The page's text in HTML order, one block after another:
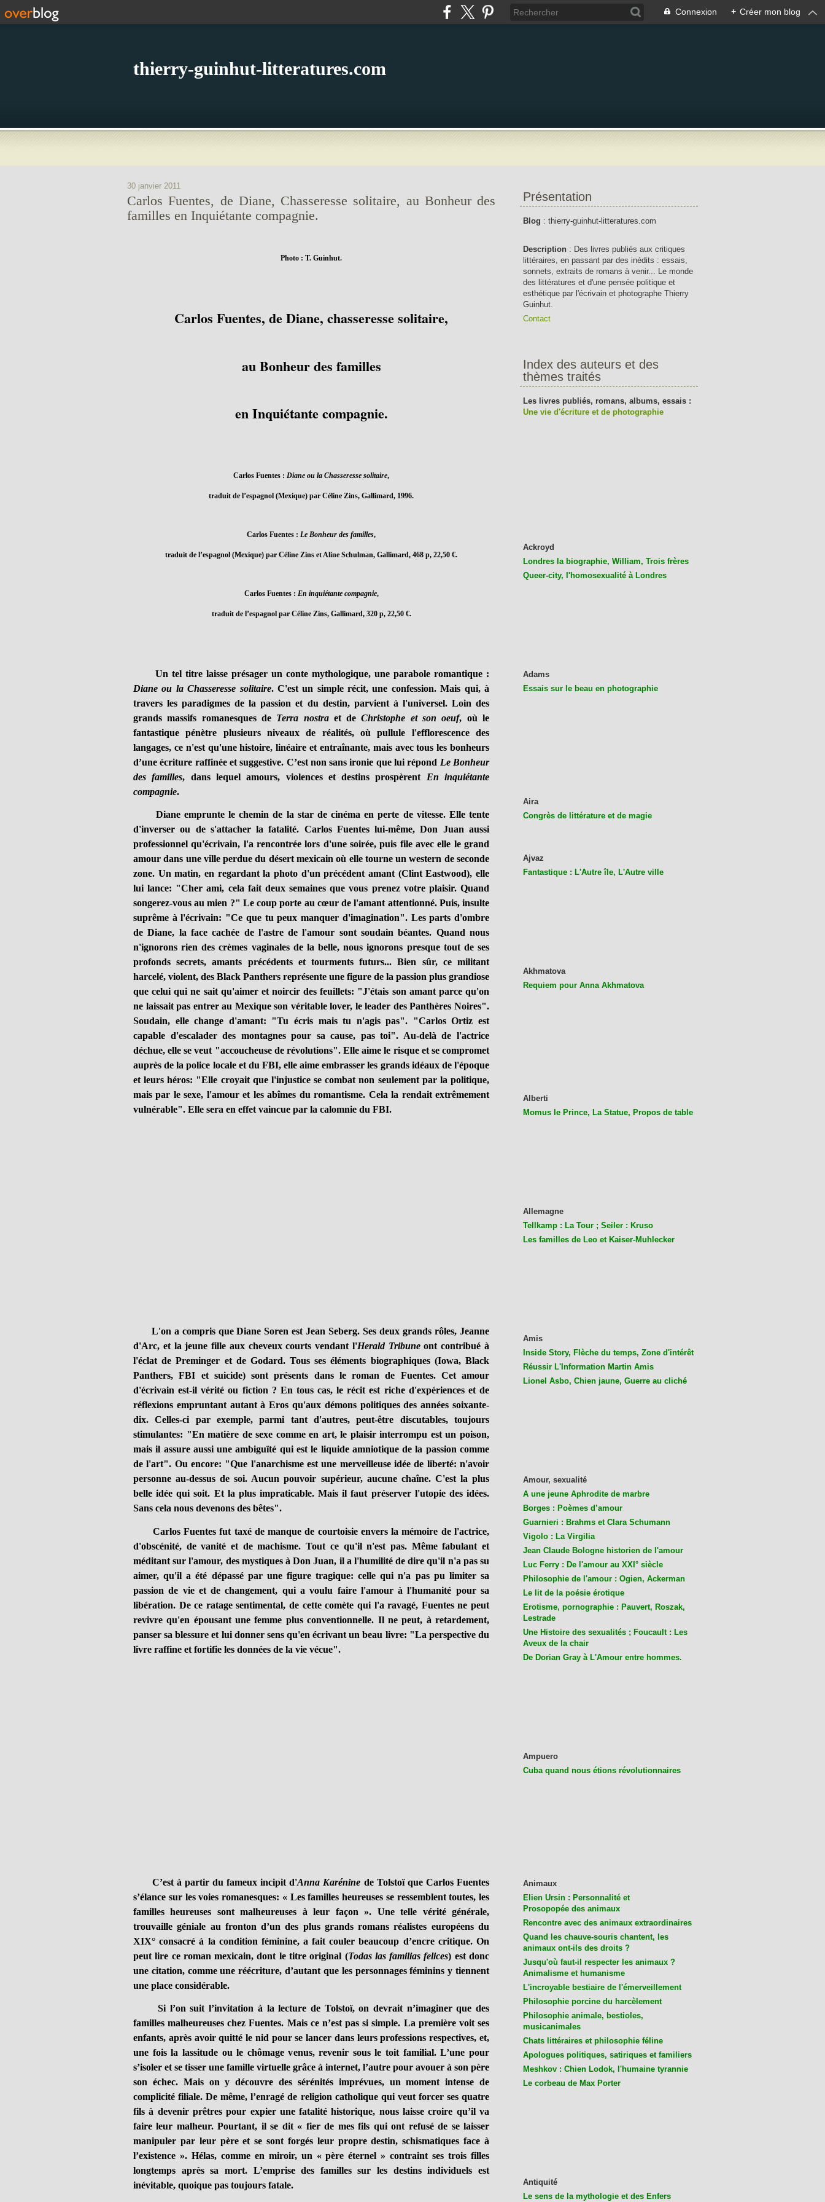
Connexion + Créer mon blog
thierry-guinhut-litteratures.com
30 janvier 2011
Carlos Fuentes, de Diane, Chasseresse solitaire, au Bonheur des
familles en Inquiétante compagnie.
Photo : T. Guinhut.
Carlos Fuentes, de Diane, chasseresse solitaire,
au Bonheur des familles
en Inquiétante compagnie.
Carlos Fuentes : Diane ou la Chasseresse solitaire,
traduit de l’espagnol (Mexique) par Céline Zins, Gallimard, 1996.
Carlos Fuentes : Le Bonheur des familles,
traduit de l’espagnol (Mexique) par Céline Zins et Aline Schulman, Gallimard, 468 p, 22,50 €.
Carlos Fuentes : En inquiétante compagnie,
traduit de l’espagnol par Céline Zins, Gallimard, 320 p, 22,50 €.
Un tel titre laisse présager un conte mythologique, une parabole romantique :
Diane ou la Chasseresse solitaire. C'est un simple récit, une confession. Mais qui, à
travers les paradigmes de la passion et du destin, parvient à l'universel. Loin des
grands massifs romanesques de Terra nostraet deChristophe et son oeuf, où le
fantastique pénètre plusieurs niveaux de réalités, où pullule l'efflorescence des
langages, ce n'est qu'une histoire, linéaire et entraînante, mais avec tous les bonheurs
d’une écriture raffinée et suggestive. C’est non sans ironie que lui répond Le Bonheur
des familles, dans lequel amours, violences et destins prospèrent En inquiétante
compagnie.
Diane emprunte le chemin de la star de cinéma en perte de vitesse. Elle tente
d'inverser ou de s'attacher la fatalité. Carlos Fuentes lui-même, Don Juan aussi
professionnel qu'écrivain, l'a rencontrée lors d'une soirée, puis file avec elle le grand
amour dans une ville perdue du désert mexicain où elle tourne un western de seconde
zone. Un matin, en regardant la photo d'un précédent amant (Clint Eastwood), elle
lui lance: "Cher ami, cela fait deux semaines que vous prenez votre plaisir. Quand
songerez-vous au mien ?" Le coup porte au cœur de l'amant attentionné. Puis, insulte
suprême à l'écrivain: "Ce que tu peux manquer d'imagination". Les parts d'ombre
de Diane, la face cachée de l'astre de l'amour sont soudain béantes. Quand nous
n'ignorons rien des crèmes vaginales de la belle, nous ignorons presque tout de ses
profonds secrets, amants précédents et tourments futurs... Bien sûr, ce militant
harcelé, violent, des Black Panthers représente une figure de la passion plus grandiose
que celui qui ne sait qu'aimer et noircir des feuillets: "J'étais son amant parce qu'on
ne laissait pas entrer au Mexique son véritable lover, le leader des Panthères Noires".
Soudain, elle change d'amant: "Tu écris mais tu n'agis pas". "Carlos Ortiz est
capable d'escalader des montagnes pour sa cause, pas toi". Au-delà de l'actrice
déchue, elle se veut "accoucheuse de révolutions". Elle aime le risque et se compromet
auprès de la police locale et du FBI, elle aime embrasser les grands idéaux de l'époque
et leurs héros: "Elle croyait que l'injustice se combat non seulement par la politique,
mais par le sexe, l'amour et les abîmes du romantisme. Cela la rendait extrêmement
vulnérable". Elle sera en effet vaincue par la calomnie du FBI.
L'on a compris que Diane Soren est Jean Seberg. Ses deux grands rôles, Jeanne
d'Arc, et la jeune fille aux cheveux courts vendant l'Herald Tribuneont contribué à
l'éclat de Preminger et de Godard. Tous ses éléments biographiques (Iowa, Black
Panthers, FBI et suicide) sont présents dans le roman de Fuentes. Cet amour
d'écrivain est-il vérité ou fiction ? En tous cas, le récit est riche d'expériences et de
réflexions empruntant autant à Eros qu'aux démons politiques des années soixante-
dix. Celles-ci par exemple, parmi tant d'autres, peut-être discutables, toujours
stimulantes: "En matière de sexe comme en art, le plaisir interrompu est un poison,
mais il assure aussi une ambiguïté qui est le liquide amniotique de la passion comme
de l'art". Ou encore: "Que l'anarchisme est une merveilleuse idée de liberté: n'avoir
personne au-dessus de soi. Aucun pouvoir supérieur, aucune chaîne. C'est la plus
belle idée qui soit. Et la plus impraticable. Mais il faut préserver l'utopie des idées.
Sans cela nous devenons des bêtes".
Carlos Fuentes fut taxé de manque de courtoisie envers la mémoire de l'actrice,
d'obscénité, de vanité et de machisme. Tout ce qu'il n'est pas. Même fabulant et
méditant sur l'amour, des mystiques à Don Juan, il a l'humilité de dire qu'il n'a pas su
aimer, qu'il a été dépassé par une figure tragique: celle qui n'a pas pu limiter sa
passion de vie et de changement, qui a voulu faire l'amour à l'humanité pour sa
libération. De ce ratage sentimental, de cette comète qui l'a ravagé, Fuentes ne peut
revivre qu'en épousant une femme plus conventionnelle. Il ne peut, à retardement,
panser sa blessure et lui donner sens qu'en écrivant un beau livre: "La perspective du
livre raffine et fortifie les données de la vie vécue".
C’est à partir du fameux incipit d'Anna Karénine de Tolstoï que Carlos Fuentes
s’élance sur les voies romanesques: « Les familles heureuses se ressemblent toutes, les
familles heureuses sont malheureuses à leur façon ». Une telle vérité générale,
trouvaille géniale au fronton d’un des plus grands romans réalistes européens du
XIX° consacré à la condition féminine, a fait couler beaucoup d’encre critique. On
peut lire ce roman mexicain, dont le titre original (Todas las familias felices) est donc
une citation, comme une réécriture, d’autant que les personnages féminins y tiennent
une place considérable.
Si l’on suit l’invitation à la lecture de Tolstoï, on devrait n’imaginer que des
familles malheureuses chez Fuentes. Mais ce n’est pas si simple. La première voit ses
enfants, après avoir quitté le nid pour se lancer dans leurs professions respectives, et,
une fois la lassitude ou le chômage venus, revenir sous le toit familial. L’une pour
s’isoler et se tisser une famille virtuelle grâce à internet, l’autre pour avouer à son père
son échec. Mais on y découvre des sérénités imprévues, un moment intense de
complicité filiale. De même, l’enragé de religion catholique qui veut forcer ses quatre
fils à devenir prêtres pour expier une fatalité historique, nous laisse croire qu’il va
faire leur malheur. Pourtant, il se dit « fier de mes fils qui ont refusé de se laisser
manipuler par leur père et se sont forgés leur propre destin, schismatiques face à
l’existence ». Hélas, comme en miroir, un « père éternel » contraint ses trois filles
longtemps après sa mort. L’emprise des familles sur les destins individuels est
inévitable, quoique pas toujours fatale.
Présentation
Blog : thierry-guinhut-litteratures.com
Description : Des livres publiés aux critiques
littéraires, en passant par des inédits : essais,
sonnets, extraits de romans à venir... Le monde
des littératures et d'une pensée politique et
esthétique par l'écrivain et photographe Thierry
Guinhut.
Contact
Index des auteurs et des
thèmes traités
Les livres publiés, romans, albums, essais :
Une vie d'écriture et de photographie
Ackroyd
Londres la biographie, William, Trois frères
Queer-city, l'homosexualité à Londres
Adams
Essais sur le beau en photographie
Aira
Congrès de littérature et de magie
Ajvaz
Fantastique : L'Autre île, L'Autre ville
Akhmatova
Requiem pour Anna Akhmatova
Alberti
Momus le Prince, La Statue, Propos de table
Allemagne
Tellkamp : La Tour ; Seiler : Kruso
Les familles de Leo et Kaiser-Muhlecker
Amis
Inside Story, Flèche du temps, Zone d'intérêt
Réussir L'Information Martin Amis
Lionel Asbo, Chien jaune, Guerre au cliché
Amour, sexualité
A une jeune Aphrodite de marbre
Borges : Poèmes d’amour
Guarnieri : Brahms et Clara Schumann
Vigolo : La Virgilia
Jean Claude Bologne historien de l'amour
Luc Ferry : De l'amour au XXI° siècle
Philosophie de l'amour : Ogien, Ackerman
Le lit de la poésie érotique
Erotisme, pornographie : Pauvert, Roszak,
Lestrade
Une Histoire des sexualités ; Foucault : Les
Aveux de la chair
De Dorian Gray à L'Amour entre hommes.
Ampuero
Cuba quand nous étions révolutionnaires
Animaux
Elien Ursin : Personnalité et
Prosopopée des animaux
Rencontre avec des animaux extraordinaires
Quand les chauve-souris chantent, les
animaux ont-ils des droits ?
Jusqu'où faut-il respecter les animaux ?
Animalisme et humanisme
L'incroyable bestiaire de l'émerveillement
Philosophie porcine du harcèlement
Philosophie animale, bestioles,
musicanimales
Chats littéraires et philosophie féline
Apologues politiques, satiriques et familiers
Meshkov : Chien Lodok, l'humaine tyrannie
Le corbeau de Max Porter
Antiquité
Le sens de la mythologie et des Enfers